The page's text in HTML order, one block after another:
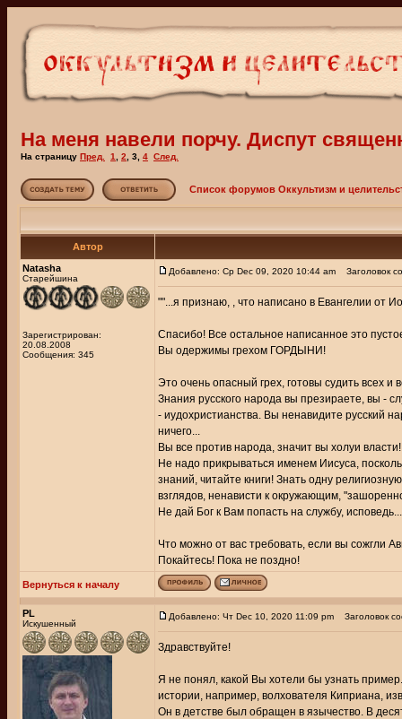
На меня навели порчу. Диспут
На страницу Пред. 1 2 3 4 След.
Список форумов Оккультизм и
Автор
Natasha
Старейшина
Зарегистрирован:
20.08.2008
Сообщения: 345
Добавлено: Ср Dec 09, 2020 10:44 am Заголовок
""...я признаю, , что написано в Евангелии от
Спасибо! Все остальное написанное это
Вы одержимы грехом ГОРДЫНИ!
Это очень опасный грех, готовы судить всех и
Знания русского народа вы презираете, вы -
- иудохристианства. Вы ненавидите русский
ничего...
Вы все против народа, значит вы холуи власти!
Не надо прикрываться именем Иисуса,
знаний, читайте книги! Знать одну
взглядов, ненависти к окружающим,
Не дай Бог к Вам попасть на службу, исповедь...
Что можно от вас требовать, если вы сожгли
Покайтесь! Пока не поздно!
Вернуться к началу
PL
Искушенный
Добавлено: Чт Dec 10, 2020 11:09 pm Заголовок
Здравствуйте!
Я не понял, какой Вы хотели бы узнать
истории, например, волхователя Киприана,
Он в детстве был обращен в язычество. В